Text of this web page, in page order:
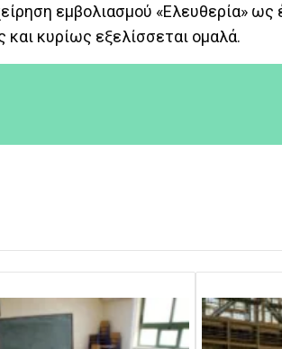
εμβολιασμού «Ελευθερία» ως
και κυρίως εξελίσσεται ομαλά.